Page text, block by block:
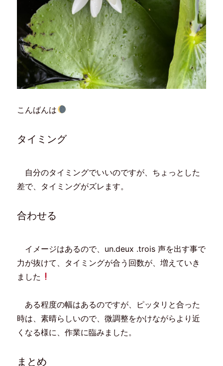
こんばんは
タイミング
自分のタイミングでいいのですが、ちょっとした
差で、タイミングがズレます。
合わせる
イメージはあるので、un.deux .trois 声を出す事で
力が抜けて、タイミングが合う回数が、増えていき
ました
ある程度の幅はあるのですが、ピッタリと合った
時は、素晴らしいので、微調整をかけながらより近
くなる様に、作業に臨みました。
まとめ